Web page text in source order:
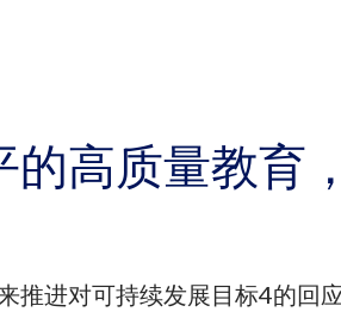
的高质量教育
推进对可持续发展目标4的回应